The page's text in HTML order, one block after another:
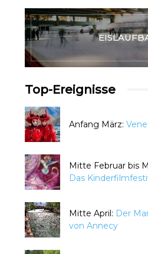
Top-Ereignisse
Anfang März:
Mitte Februar bis
Das
Mitte April: Der
von Annecy